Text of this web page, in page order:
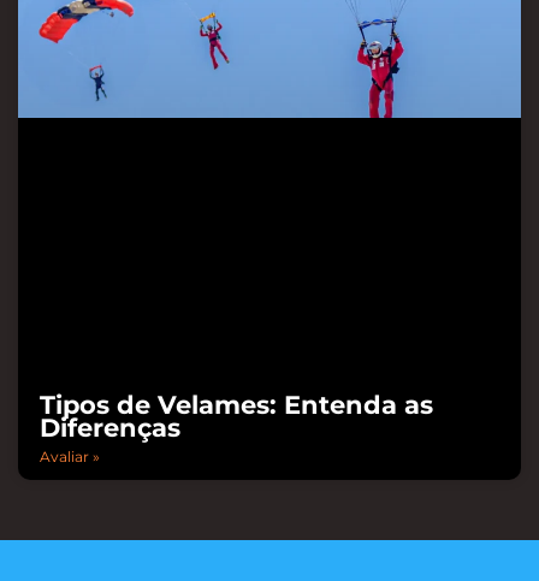
Tipos de Velames: Entenda as
Diferenças
Avaliar »